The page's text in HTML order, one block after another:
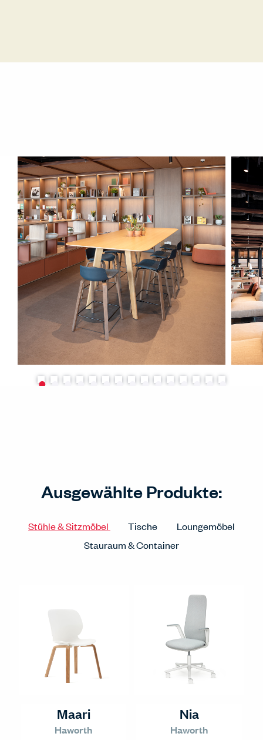
Ausgewählte Produkte:
Stühle & Sitzmöbel Tische
Loungemöbel
Stauraum & Container
Maari
Haworth
Nia
Haworth